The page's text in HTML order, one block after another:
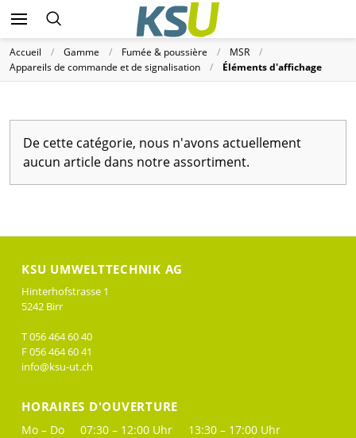
Accueil Gamme Fumée & poussière
MSR
Appareils de commande et de signalisation
Éléments d'affichage
De cette catégorie, nous n'avons actuellement
aucun article dans notre assortiment.
KSU UMWELTTECHNIK AG
Hinterhofstrasse 1
5242 Birr
T 056 464 60 40
F 056 464 60 41
info@ksu-ut.ch
HORAIRES D'OUVERTURE
Mo – Do 07:30 – 12:00 Uhr
13:30 – 17:00 Uhr